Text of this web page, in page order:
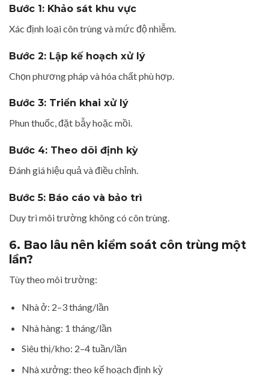
Bước 1: Khảo sát khu vực
Xác định loại côn trùng và mức độ nhiễm.
Bước 2: Lập kế hoạch xử lý
Chọn phương pháp và hóa chất phù hợp.
Bước 3: Triển khai xử lý
Phun thuốc, đặt bẫy hoặc mồi.
Bước 4: Theo dõi định kỳ
Đánh giá hiệu quả và điều chỉnh.
Bước 5: Báo cáo và bảo trì
Duy trì môi trường không có côn trùng.
6. Bao lâu nên kiểm soát côn trùng một
lần?
Tùy theo môi trường:
Nhà ở: 2–3 tháng/lần
Nhà hàng: 1 tháng/lần
Siêu thị/kho: 2–4 tuần/lần
Nhà xưởng: theo kế hoạch định kỳ